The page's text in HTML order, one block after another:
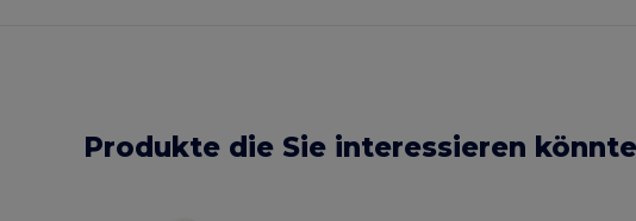
Produkte die Sie interessieren